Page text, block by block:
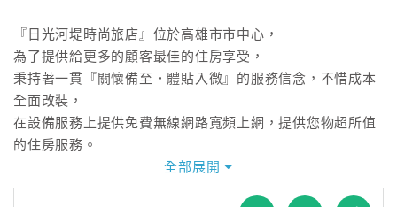
特
色
民
宿
球
『日光河堤時尚旅店』位於高雄市市中心，
為了提供給更多的顧客最佳的住房享受，
秉持著一貫『關懷備至‧體貼入微』的服務信念，不惜成本
全面改裝，
在設備服務上提供免費無線網路寬頻上網，提供您物超所值
的住房服務。
『日光河堤時尚旅店』臨近愛河河畔、西子灣、萬壽山風景
全部展開